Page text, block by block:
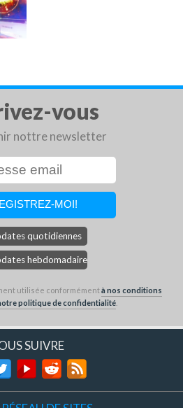
vous
nottre newsletter
quotidiennes
hebdomadaires
utilisée conformémentà nos conditions
politique de confidentialité.
SUIVRE